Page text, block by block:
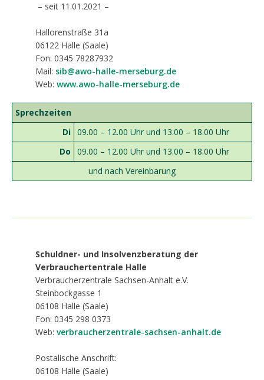
– seit 11.01.2021 –
Hallorenstraße 31a
06122 Halle (Saale)
Fon: 0345 78287932
Mail: sib@awo-halle-merseburg.de
Web: www.awo-halle-merseburg.de
Sprechzeiten
Di 09.00 – 12.00 Uhr und 13.00 – 18.00 Uhr
Do
09.00 – 12.00 Uhr und 13.00 – 18.00 Uhr
und nach Vereinbarung
Schuldner- und Insolvenzberatung der
Verbrauchertentrale Halle
Verbraucherzentrale Sachsen-Anhalt e.V.
Steinbockgasse 1
06108 Halle (Saale)
Fon: 0345 298 0373
Web: verbraucherzentrale-sachsen-anhalt.de
Postalische Anschrift:
06108 Halle (Saale)